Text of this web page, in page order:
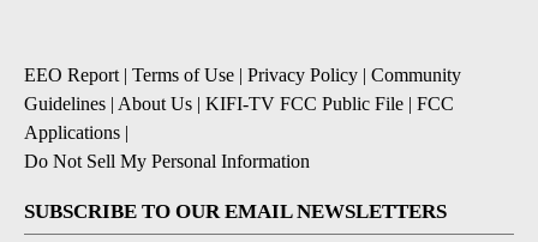
EEO Report| Terms of Use | Privacy Policy | Community
Guidelines | About Us | KIFI-TV FCC Public File | FCC
Applications |
Do Not Sell My Personal Information
SUBSCRIBE TO OUR EMAIL NEWSLETTERS